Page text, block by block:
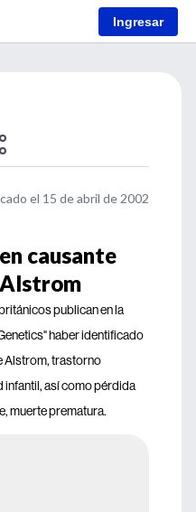
Ingresar
el 15 de abril de 2002
causante
publican en la
haber identificado
Alstrom, trastorno
así como pérdida
muerte prematura.